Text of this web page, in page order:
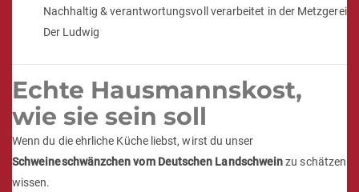
Nachhaltig & verantwortungsvoll verarbeitet in der Metzgerei
Der Ludwig
Echte Hausmannskost,
wie sie sein soll
Wenn du die ehrliche Küche liebst, wirst du unser
Schweineschwänzchen vom Deutschen Landschweinzu schätzen
wissen.